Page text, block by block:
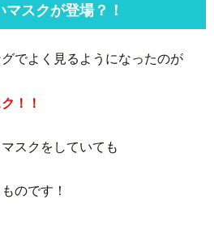
スクが登場？！
でよく見るようになったのが
！！
スクをしていても
のです！